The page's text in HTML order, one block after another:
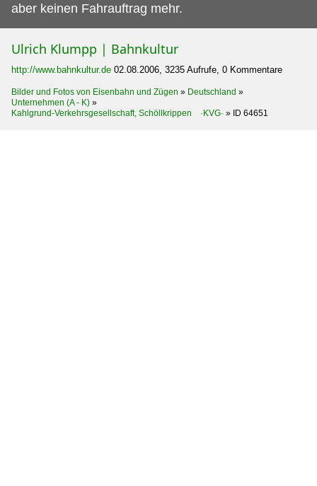
aber keinen Fahrauftrag mehr.
Ulrich Klumpp | Bahnkultur
http://www.bahnkultur.de 02.08.2006, 3235 Aufrufe, 0 Kommentare
Bilder und Fotos von Eisenbahn und Zügen » Deutschland »
Unternehmen (A - K) »
Kahlgrund-Verkehrsgesellschaft, Schöllkrippen ·KVG· » ID 64651